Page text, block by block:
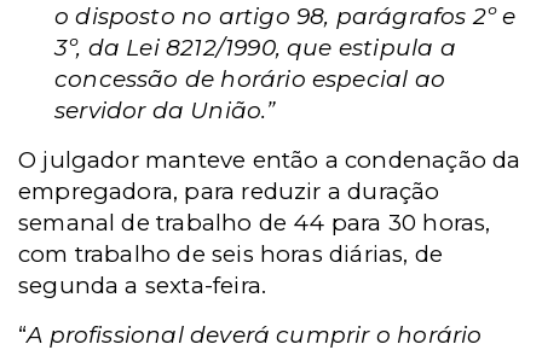
o disposto no artigo 98, parágrafos 2º e
3º, da Lei 8212/1990, que estipula a
concessão de horário especial ao
servidor da União.”
O julgador manteve então a condenação da
empregadora, para reduzir a duração
semanal de trabalho de 44 para 30 horas,
com trabalho de seis horas diárias, de
segunda a sexta-feira.
“A profissional deverá cumprir o horário